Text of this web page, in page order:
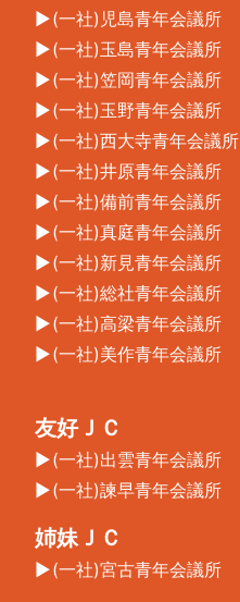
(一社)児島青年会議所
(一社)玉島青年会議所
(一社)笠岡青年会議所
(一社)玉野青年会議所
(一社)西大寺青年会議所
(一社)井原青年会議所
(一社)備前青年会議所
(一社)真庭青年会議所
(一社)新見青年会議所
(一社)総社青年会議所
(一社)高梁青年会議所
(一社)美作青年会議所
友好ＪＣ
(一社)出雲青年会議所
(一社)諫早青年会議所
姉妹ＪＣ
(一社)宮古青年会議所